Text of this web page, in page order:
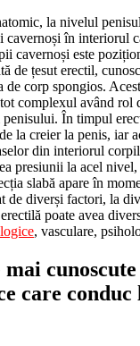
la nivelul
cavernoși în interiorul
cavernoși este
de țesut erectil,
de corp spongios.
complexul având rol
În timpul
la creier la penis, iar
din interiorul
presiunii la acel
slabă apare în
de diverși factori, la
poate avea
, vasculare,
cunoscute
care conduc